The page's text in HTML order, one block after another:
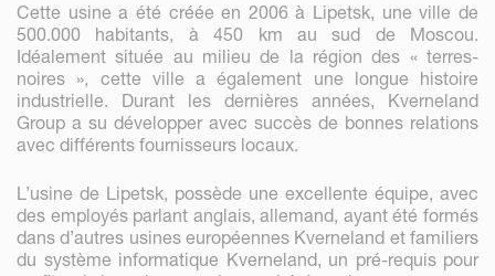
Cette usine a été créée en 2006 à Lipetsk, une ville de
500.000 habitants, à 450 km au sud de Moscou.
Idéalement située au milieu de la région des « terres-
noires », cette ville a également une longue histoire
industrielle. Durant les dernières années, Kverneland
Group a su développer avec succès de bonnes relations
avec différents fournisseurs locaux.
L’usine de Lipetsk, possède une excellente équipe, avec
des employés parlant anglais, allemand, ayant été formés
dans d’autres usines européennes Kverneland et familiers
du système informatique Kverneland, un pré-requis pour